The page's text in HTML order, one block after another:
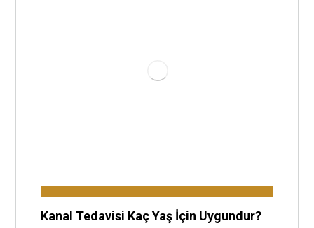
Kanal Tedavisi Kaç Yaş İçin Uygundur?